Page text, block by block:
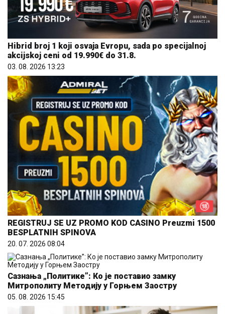
Hibrid broj 1 koji osvaja Evropu, sada po specijalnoj
akcijskoj ceni od 19.990€ do 31.8.
03. 08. 2026 13:23
REGISTRUJ SE UZ PROMO KOD CASINO Preuzmi 1500
BESPLATNIH SPINOVA
20. 07. 2026 08:04
Сазнања „Политике”: Ко је поставио замку
Митрополиту Методију у Горњем Заостру
05. 08. 2026 15:45